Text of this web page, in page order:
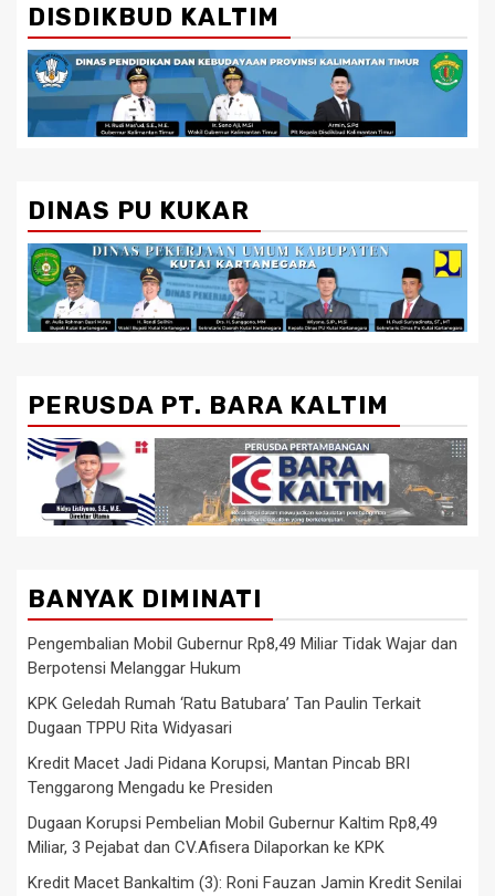
DISDIKBUD KALTIM
DINAS PU KUKAR
PERUSDA PT. BARA KALTIM
BANYAK DIMINATI
Pengembalian Mobil Gubernur Rp8,49 Miliar Tidak Wajar dan
Berpotensi Melanggar Hukum
KPK Geledah Rumah ‘Ratu Batubara’ Tan Paulin Terkait
Dugaan TPPU Rita Widyasari
Kredit Macet Jadi Pidana Korupsi, Mantan Pincab BRI
Tenggarong Mengadu ke Presiden
Dugaan Korupsi Pembelian Mobil Gubernur Kaltim Rp8,49
Miliar, 3 Pejabat dan CV.Afisera Dilaporkan ke KPK
Kredit Macet Bankaltim (3): Roni Fauzan Jamin Kredit Senilai